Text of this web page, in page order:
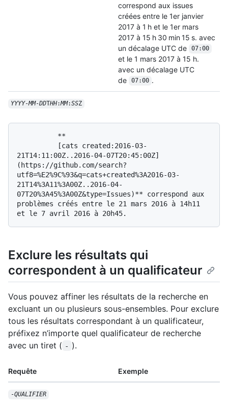
correspond aux issues
créées entre le 1er janvier
2017 à 1 h et le 1er mars
2017 à 15 h 30 min 15 s. avec
un décalage UTC de
07:00
et le 1 mars 2017 à 15 h.
avec un décalage UTC
de
07:00 .
YYYY-MM-DDTHH:MM:SSZ
21T14:11:00Z..2016-04-07T20:45:00Z]
(https://github.com/search?
utf8=%E2%9C%93&q=cats+created%3A2016-03-
21T14%3A11%3A00Z..2016-04-
07T20%3A45%3A00Z&type=Issues)** correspond aux
problèmes créés entre le 21 mars 2016 à 14h11
Exclure les résultats qui
correspondent à un qualificateur
Vous pouvez affiner les résultats de la recherche en
excluant un ou plusieurs sous-ensembles. Pour exclure
tous les résultats correspondant à un qualificateur,
préfixez n’importe quel qualificateur de recherche
avec un tiret ( - ).
Requête Exemple
-QUALIFIER